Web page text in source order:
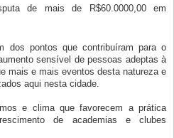
de mais de R$60.0000,00 em
dos pontos que contribuíram para o
sensível de pessoas adeptas à
mais e mais eventos desta natureza e
aqui nesta cidade.
e clima que favorecem a prática
de academias e clubes